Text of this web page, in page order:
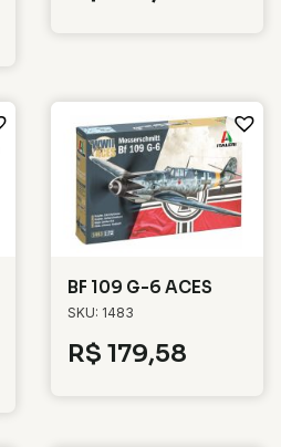
BF 109 G-6 ACES
SKU: 1483
R$ 179,58